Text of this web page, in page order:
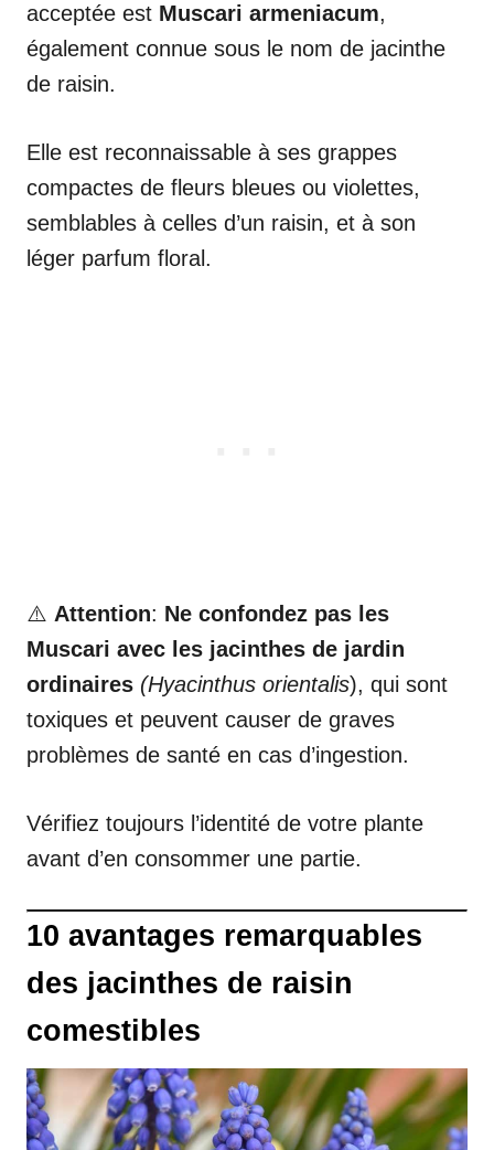
acceptée est Muscari armeniacum,
également connue sous le nom de jacinthe
de raisin.
Elle est reconnaissable à ses grappes
compactes de fleurs bleues ou violettes,
semblables à celles d’un raisin, et à son
léger parfum floral.
⚠️ Attention: Ne confondez pas les
Muscari avec les jacinthes de jardin
ordinaires (Hyacinthus orientalis), qui sont
toxiques et peuvent causer de graves
problèmes de santé en cas d’ingestion.
Vérifiez toujours l’identité de votre plante
avant d’en consommer une partie.
10 avantages remarquables
des jacinthes de raisin
comestibles